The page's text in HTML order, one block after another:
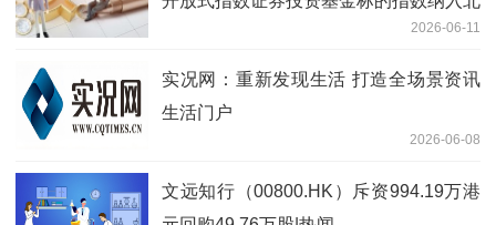
京证券交易所股票并修订招募说明书的公
告
2026-06-11
实况网：重新发现生活 打造全场景资讯
生活门户
2026-06-08
文远知行（00800.HK）斥资994.19万港